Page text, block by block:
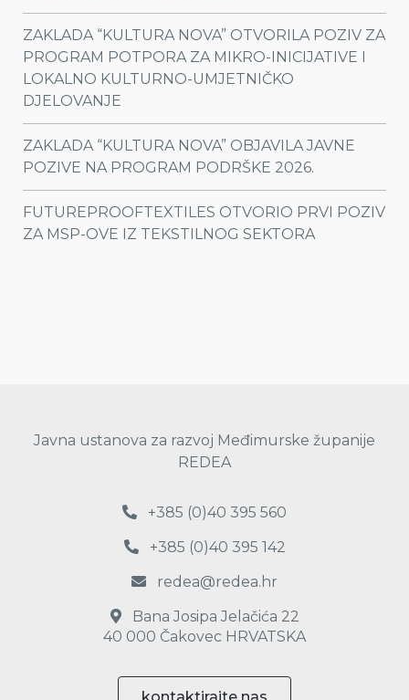
ZAKLADA “KULTURA NOVA” OTVORILA POZIV ZA
PROGRAM POTPORA ZA MIKRO-INICIJATIVE I
LOKALNO KULTURNO-UMJETNIČKO
DJELOVANJE
ZAKLADA “KULTURA NOVA” OBJAVILA JAVNE
POZIVE NA PROGRAM PODRŠKE 2026.
FUTUREPROOFTEXTILES OTVORIO PRVI POZIV
ZA MSP-OVE IZ TEKSTILNOG SEKTORA
Javna ustanova za razvoj Međimurske županije
REDEA
+385 (0)40 395 560
+385 (0)40 395 142
redea@redea.hr
Bana Josipa Jelačića 22
40 000 Čakovec HRVATSKA